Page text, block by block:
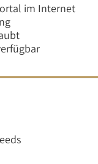
im Internet